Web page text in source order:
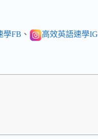
學FB 、 高效英語速學IG